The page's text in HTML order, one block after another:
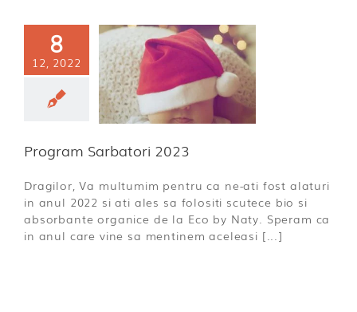
8
12, 2022
2023
Program Sarbatori 2023
Dragilor, Va multumim pentru ca ne-ati fost alaturi
in anul 2022 si ati ales sa folositi scutece bio si
absorbante organice de la Eco by Naty. Speram ca
in anul care vine sa mentinem aceleasi [...]